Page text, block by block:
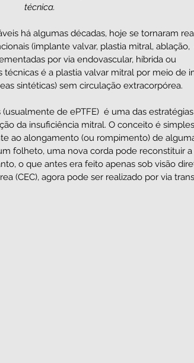
técnica.
há algumas décadas, hoje se tornaram
(implante valvar, plastia mitral, ablação,
por via endovascular, híbrida ou
técnicas é a plastia valvar mitral por meio de
sintéticas) sem circulação extracorpórea.
de ePTFE)  é uma das estratégias
da insuficiência mitral. O conceito é
ao alongamento (ou rompimento) de
folheto, uma nova corda pode reconstituir a
o que antes era feito apenas sob visão
(CEC), agora pode ser realizado por via